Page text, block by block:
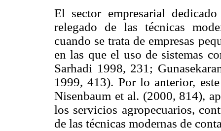
El sector empresarial
relegado de las técnicas
cuando se trata de empresas
en las que el uso de sistemas
Sarhadi 1998, 231;
1999, 413). Por lo anterior,
Nisenbaum et al. (2000, 814),
los servicios agropecuarios,
de las técnicas modernas de